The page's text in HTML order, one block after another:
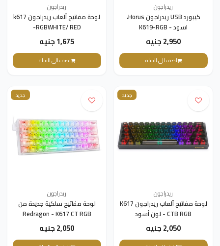
ريدراجون
كيبورد USB ريدراجون Horus،
اسود - K619-RGB
2,950 جنيه
اضف الى السلة
ريدراجون
لوحة مفاتيح ألعاب ريدراجون k617
-RGBWHITE/ RED
1,675 جنيه
اضف الى السلة
جديد
ريدراجون
لوحة مفاتيح ألعاب ريدراجون K617
CTB RGB - لون أسود
2,050 جنيه
جديد
ريدراجون
لوحة مفاتيح سلكية جديدة من
Redragon - K617 CT RGB
2,050 جنيه